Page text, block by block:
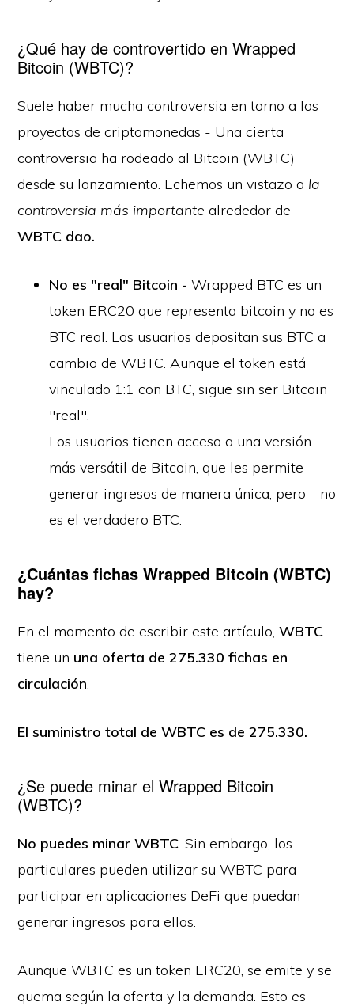
¿Qué hay de controvertido en Wrapped
Bitcoin (WBTC)?
Suele haber mucha controversia en torno a los
proyectos de criptomonedas - Una cierta
controversia ha rodeado al Bitcoin (WBTC)
desde su lanzamiento. Echemos un vistazo a la
controversia más importantealrededor de
WBTC dao.
No es "real" Bitcoin -Wrapped BTC es un
token ERC20 que representa bitcoin y no es
BTC real. Los usuarios depositan sus BTC a
cambio de WBTC. Aunque el token está
vinculado 1:1 con BTC, sigue sin ser Bitcoin
"real".
Los usuarios tienen acceso a una versión
más versátil de Bitcoin, que les permite
generar ingresos de manera única, pero - no
es el verdadero BTC.
¿Cuántas fichas Wrapped Bitcoin (WBTC)
hay?
En el momento de escribir este artículo,WBTC
tiene un una oferta de 275.330 fichas en
circulación.
El suministro total de WBTC es de 275.330.
¿Se puede minar el Wrapped Bitcoin
(WBTC)?
No puedes minar WBTC. Sin embargo, los
particulares pueden utilizar su WBTC para
participar en aplicaciones DeFi que puedan
generar ingresos para ellos.
Aunque WBTC es un token ERC20, se emite y se
quema según la oferta y la demanda. Esto es